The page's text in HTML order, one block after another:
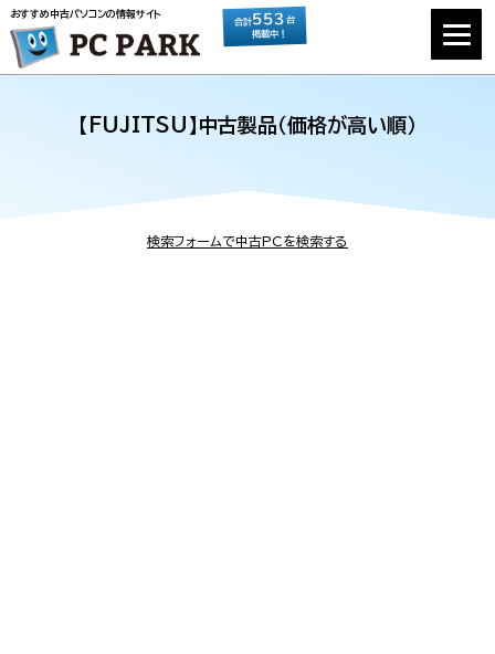
おすすめ中古パソコンの情報サイト
合計553 台
掲載中！
【FUJITSU】中古製品（価格が高い順）
検索フォームで中古PCを検索する